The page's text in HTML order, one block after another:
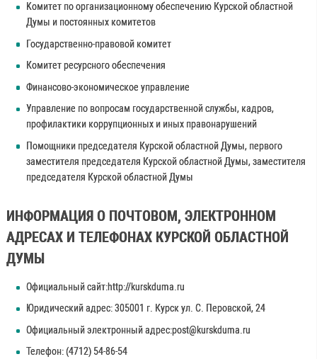
Kомитет по организационному обеспечению Курской областной
Думы и постоянных комитетов
Государственно-правовой комитет
Комитет ресурсного обеспечения
Финансово-экономическое управление
Управление по вопросам государственной службы, кадров,
профилактики коррупционных и иных правонарушений
Помощники председателя Курской областной Думы, первого
заместителя председателя Курской областной Думы, заместителя
председателя Курской областной Думы
ИНФОРМАЦИЯ О ПОЧТОВОМ, ЭЛЕКТРОННОМ
АДРЕСАХ И ТЕЛЕФОНАХ КУРСКОЙ ОБЛАСТНОЙ
ДУМЫ
Официальный сайт:http://kurskduma.ru
Юридический адрес: 305001 г. Курск ул. С. Перовской, 24
Официальный электронный адрес:post@kurskduma.ru
Телефон: (4712) 54-86-54